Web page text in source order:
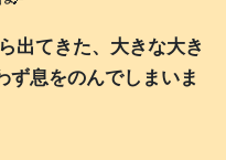
出てきた、大きな大き
ず息をのんでしまいま